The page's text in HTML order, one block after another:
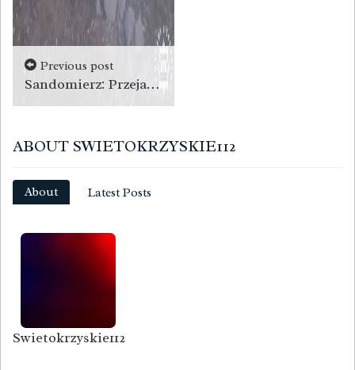
Previous post
Sandomierz: Przejażdżka quadem zakończona uderzeniem w betonowy słup [wideo]
ABOUT SWIETOKRZYSKIE112
About Latest Posts
Swietokrzyskie112